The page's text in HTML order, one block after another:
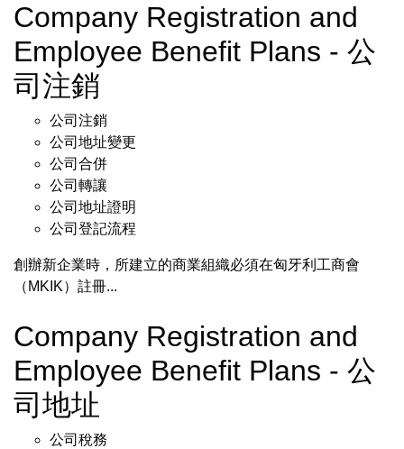
Company Registration and
Employee Benefit Plans - 公
司注銷
公司注銷
公司地址變更
公司合併
公司轉讓
公司地址證明
公司登記流程
創辦新企業時，所建立的商業組織必須在匈牙利工商會
（MKIK）註冊...
Company Registration and
Employee Benefit Plans - 公
司地址
公司稅務